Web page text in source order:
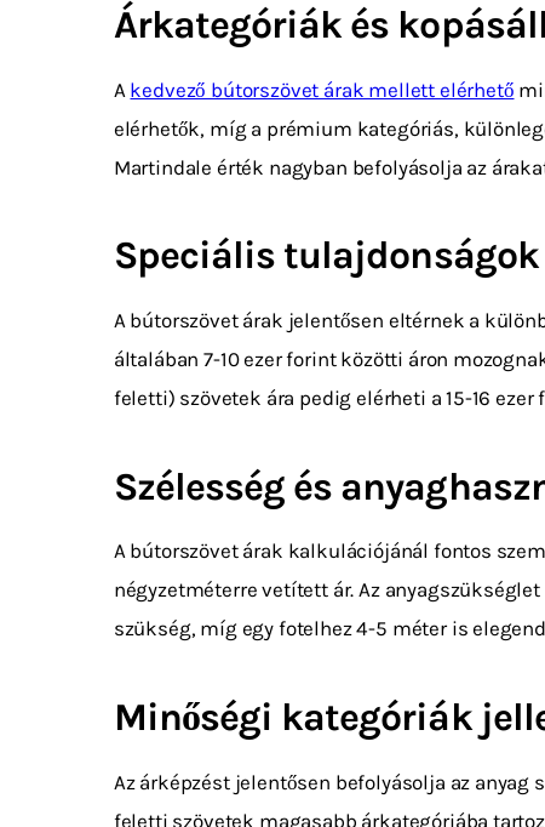
Árkategóriák és
A kedvező bútorszövet árak mellett elérhető
elérhetők, míg a prémium kategóriás,
Martindale érték nagyban befolyásolja az
Speciális
A bútorszövet árak jelentősen eltérnek a
általában 7-10 ezer forint közötti áron
feletti) szövetek ára pedig elérheti a 15-16
Szélesség és
A bútorszövet árak kalkulációjánál fontos
négyzetméterre vetített ár. Az
szükség, míg egy fotelhez 4-5 méter is
Minőségi kategóriák
Az árképzést jelentősen befolyásolja az
feletti szövetek magasabb árkategóriába